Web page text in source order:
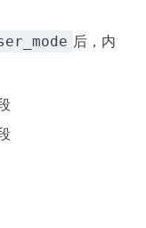
后，内